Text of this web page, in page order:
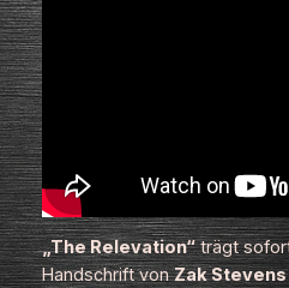
„The Relevation“trägt
Handschrift vonZak Stevens